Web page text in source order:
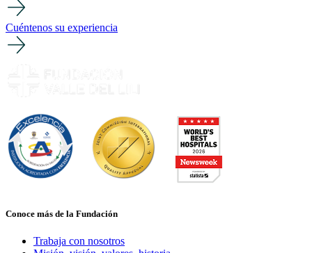
Cuéntenos su experiencia
Conoce más de la Fundación
Trabaja con nosotros